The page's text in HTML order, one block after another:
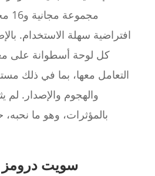
افتراضية سهلة الاستخدام.
كل لوحة أسطوانة على
التعامل معها، بما في ذلك
والهجوم والإصدار. لم
بالمؤثرات، وهو ما
سويت درومز